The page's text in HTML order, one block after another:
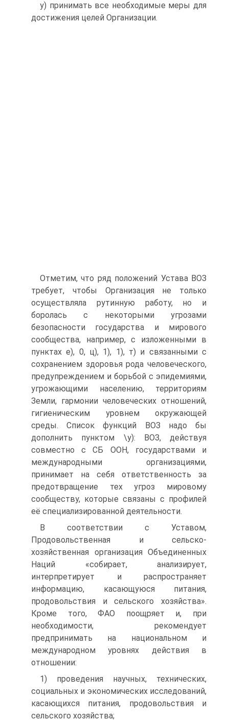
у) принимать все необходимые меры для
достижения це­лей Организации.
Отметим, что ряд положений Устава ВОЗ
требует, чтобы Организация не только
осуществляла рутинную работу, но и
боролась с некоторыми угрозами
безопасности государства и мирового
сообщества, например, с изложенными в
пунктах е), 0, ц), 1), 1), т) и связанными с
сохранением здоровья рода че­ловеческого,
предупреждением и борьбой с эпидемиями,
угро­жающими населению, территориям
Земли, гармонии человече­ских отношений,
гигиеническим уровнем окружающей
среды. Список функций ВОЗ надо бы
дополнить пунктом \у): ВОЗ, дей­ствуя
совместно с СБ ООН, государствами и
международными организациями,
принимает на себя ответственность за
предот­вращение тех угроз мировому
сообществу, которые связаны с профилей
её специализированной деятельности.
В соответствии с Уставом,
Продовольственная и сельско­
хозяйственная организация Объединенных
Наций «собирает, анализирует,
интерпретирует и распространяет
информацию, касающуюся питания,
продовольствия и сельского хозяйства».
Кроме того, ФАО поощряет и, при
необходимости, рекоменду­ет
предпринимать на национальном и
международном уров­нях действия в
отношении:
1) проведения научных, технических,
социальных и эко­номических исследований,
касающихся питания, продоволь­ствия и
сельского хозяйства;